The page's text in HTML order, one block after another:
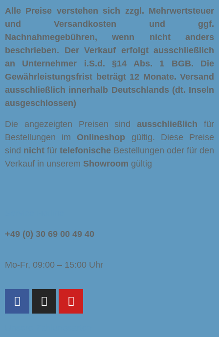
Alle Preise verstehen sich zzgl. Mehrwertsteuer
und Versandkosten und ggf.
Nachnahmegebühren, wenn nicht anders
beschrieben. Der Verkauf erfolgt ausschließlich
an Unternehmer i.S.d. §14 Abs. 1 BGB. Die
Gewährleistungsfrist beträgt 12 Monate. Versand
ausschließlich innerhalb Deutschlands (dt. Inseln
ausgeschlossen)
Die angezeigten Preisen sindausschließlich für
Bestellungen im Onlineshop gültig. Diese Preise
sind nicht für telefonische Bestellungen oder für den
Verkauf in unserem Showroom gültig
+49 (0) 30 69 00 49 40
Mo-Fr, 09:00 – 15:00 Uhr